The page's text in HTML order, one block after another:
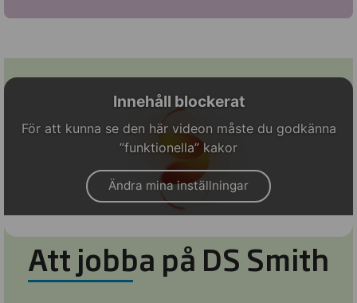
Innehåll blockerat
För att kunna se den här videon måste du godkänna
”funktionella” kakor
Ändra mina inställningar
Att jobba på DS Smith